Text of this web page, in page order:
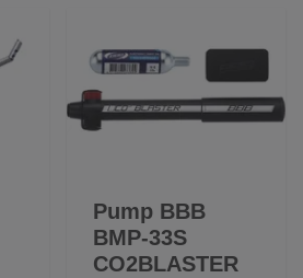
Pump BBB
BMP-33S
CO2BLASTER